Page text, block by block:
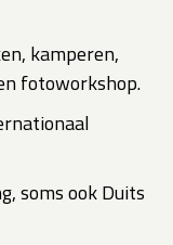
kamperen,
fotoworkshop.
soms ook Duits